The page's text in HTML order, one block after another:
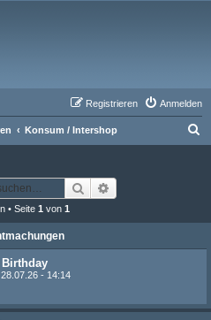
Anmelden
Registrieren
Konsum / Intershop
Suche
• Seite 1 von 1
Birthday
28.07.26 - 14:14